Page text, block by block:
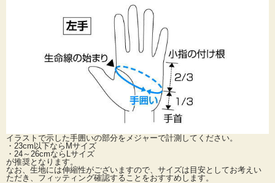
イラストで示した手囲いの部分をメジャーで計測してください。
・23cm以下ならMサイズ
・24～26cmならLサイズ
が推奨となります。
なお、生地には伸縮性がございますので、サイズは目安としてお考えい
ただき、フィッティング確認することをおすすめします。